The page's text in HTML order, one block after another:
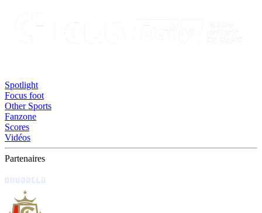
Spotlight
Focus foot
Other Sports
Fanzone
Scores
Vidéos
Partenaires